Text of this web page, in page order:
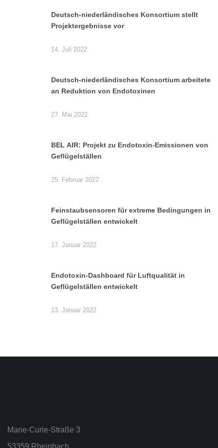
Deutsch-niederländisches Konsortium stellt
Projektergebnisse vor
14. Juli 2022
Deutsch-niederländisches Konsortium arbeitete
an Reduktion von Endotoxinen
27. Mai 2022
BEL AIR: Projekt zu Endotoxin-Emissionen von
Geflügelställen
25. Februar 2022
Feinstaubsensoren für extreme Bedingungen in
Geflügelställen entwickelt
17. Januar 2022
Endotoxin-Dashboard für Luftqualität in
Geflügelställen entwickelt
13. Januar 2022
Marie-Curie-Straße 3
53359 Rheinbach